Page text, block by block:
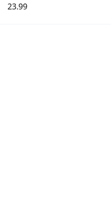
23.99